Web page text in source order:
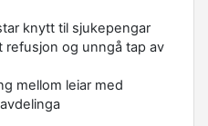
knytt til sjukepengar
refusjon og unngå tap av
mellom leiar med